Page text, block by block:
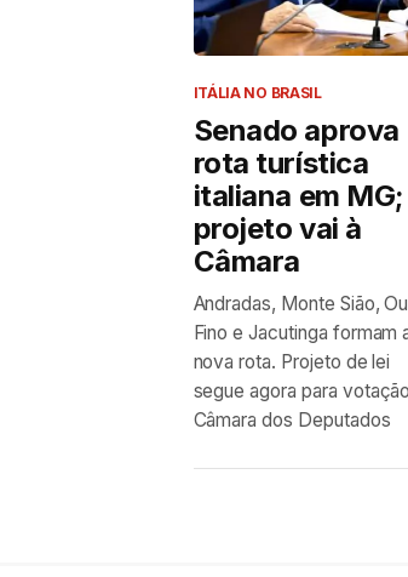
ITÁLIA NO BRASIL
Senado aprova
rota turística
italiana em MG;
projeto vai à
Câmara
Andradas, Monte Sião,
Fino e Jacutinga formam
nova rota. Projeto de lei
segue agora para
Câmara dos Deputados